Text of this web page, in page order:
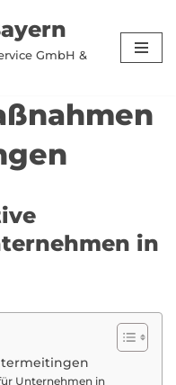
GmbH &
in
Unternehmen in